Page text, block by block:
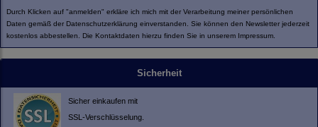
Durch Klicken auf "anmelden" erkläre ich mich mit der Verarbeitung meiner persönlichen
Daten gemäß der Datenschutzerklärung einverstanden. Sie können den Newsletter jederzeit
kostenlos abbestellen. Die Kontaktdaten hierzu finden Sie in unserem Impressum.
Sicherheit
Sicher einkaufen mit
SSL-Verschlüsselung.